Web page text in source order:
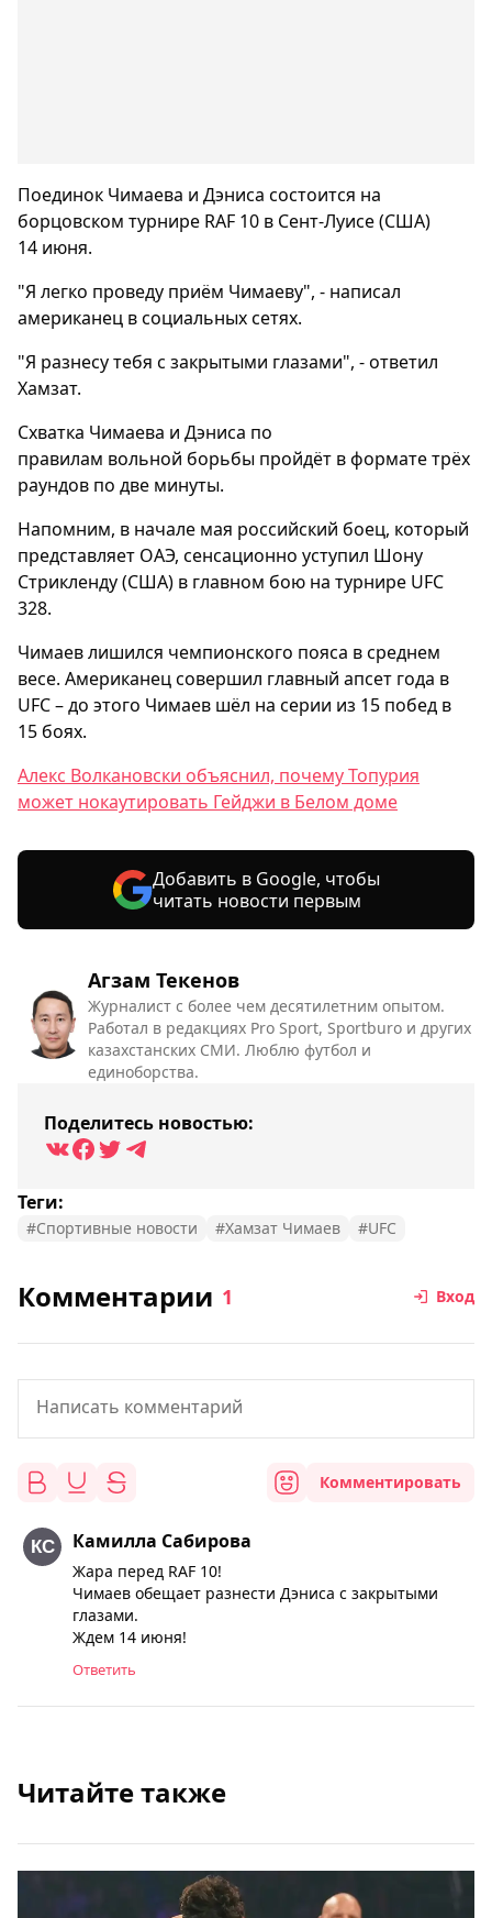
Агзам Текенов
Журналист с более чем десятилетним опытом.
Работал в редакциях Pro Sport, Sportburo и других
казахстанских СМИ. Люблю футбол и
единоборства.
Поделитесь новостью:
Теги:
#Спортивные новости #Хамзат Чимаев #UFC
Поединок Чимаева и Дэниса состоится на
борцовском турнире RAF 10 в Сент-Луисе (США)
14 июня.
"Я легко проведу приём Чимаеву", - написал
американец в социальных сетях.
"Я разнесу тебя с закрытыми глазами", - ответил
Хамзат.
Схватка Чимаева и Дэниса по
правилам вольной борьбы пройдёт в формате трёх
раундов по две минуты.
Напомним, в начале мая российский боец, который
представляет ОАЭ, сенсационно уступил Шону
Стрикленду (США) в главном бою на турнире UFC
328.
Чимаев лишился чемпионского пояса в среднем
весе. Американец совершил главный апсет года в
UFC – до этого Чимаев шёл на серии из 15 побед в
15 боях.
Алекс Волкановски объяснил, почему Топурия
может нокаутировать Гейджи в Белом доме
Добавить в Google, чтобы
читать новости первым
Комментарии 1 Вход
Комментировать
Камилла Сабирова
Жара перед RAF 10!
Чимаев обещает разнести Дэниса с закрытыми
глазами.
Ждем 14 июня!
Ответить
Читайте также